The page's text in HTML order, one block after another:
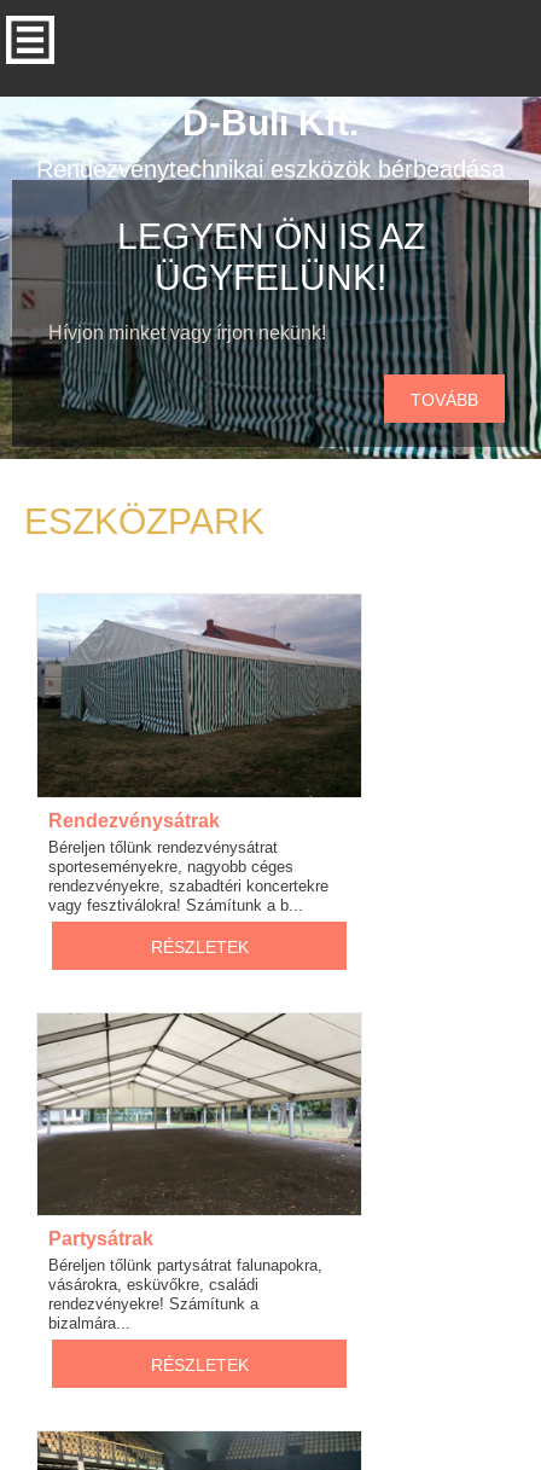
D-Buli Kft.
Rendezvénytechnikai eszközök bérbeadása
LEGYEN ÖN IS AZ
ÜGYFELÜNK!
Hívjon minket vagy írjon nekünk!
TOVÁBB
ESZKÖZPARK
Rendezvénysátrak
Béreljen tőlünk rendezvénysátrat
sporteseményekre, nagyobb céges
rendezvényekre, szabadtéri koncertekre
vagy fesztiválokra! Számítunk a b...
RÉSZLETEK
Partysátrak
Béreljen tőlünk partysátrat falunapokra,
vásárokra, esküvőkre, családi
rendezvényekre! Számítunk a
bizalmára...
RÉSZLETEK